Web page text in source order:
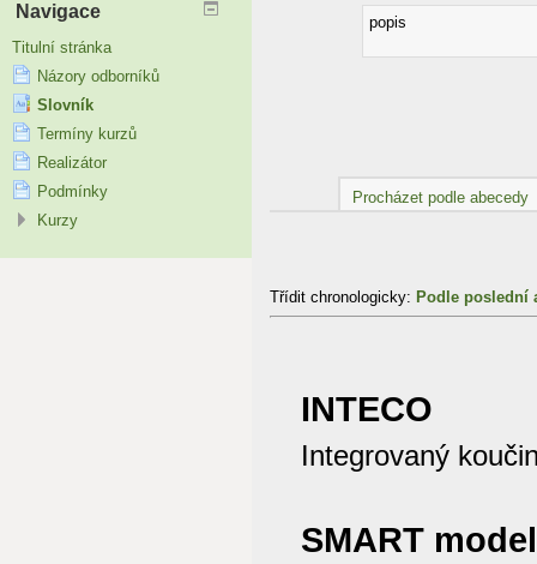
popis
Procházet podle abecedy
Třídit chronologicky: Podle poslední
INTECO
Integrovaný
SMART model
Navigace
Titulní stránka
Názory odborníků
Slovník
Termíny kurzů
Realizátor
Podmínky
Kurzy